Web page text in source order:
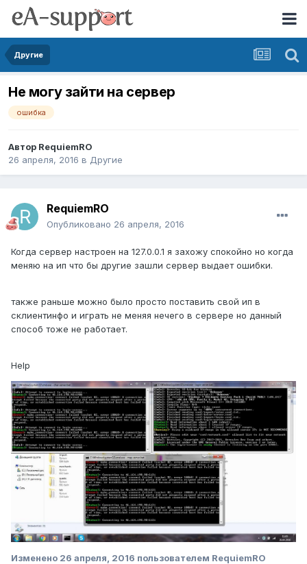
Другие
Не могу зайти на сервер
ошибка
Автор RequiemRO
26 апреля, 2016 в Другие
RequiemRO
Опубликовано 26 апреля, 2016
Когда сервер настроен на 127.0.0.1 я захожу спокойно но когда
меняю на ип что бы другие зашли сервер выдает ошибки.
также раньше можно было просто поставить свой ип в
склиентинфо и играть не меняя нечего в сервере но данный
способ тоже не работает.
Help
Изменено 26 апреля, 2016 пользователем RequiemRO